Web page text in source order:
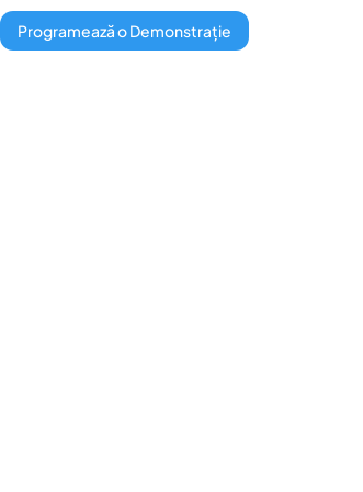
Programează o Demonstrație